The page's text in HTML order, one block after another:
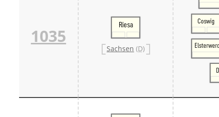
1035
Riesa
Sachsen (D)
Coswig